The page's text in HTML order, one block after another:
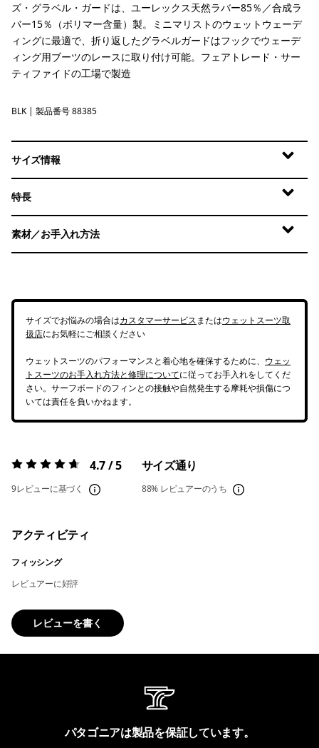
ズ・グラベル・ガードは、ユーレックス天然ラバー85％／合成ラ
バー15％（ポリマー含量）製。ミニマリストのウェットウェーデ
ィングに最適で、折り返したグラベルガードはフックでウェーデ
ィング用ブーツのレースに取り付け可能。フェアトレード・サー
ティファイドの工場で製造
Black
BLK | 製品番号 88385
サイズ情報
特長
素材／お手入れ方法
サイズでお悩みの場合はカスタマーサービスまたはウェットスーツ取
扱店にお気軽にご相談ください
ウェットスーツのパフォーマンスと着心地を確保するために、 ウェッ
トスーツのお手入れ方法と修理についてに従ってお手入れをしてくだ
さい。サーフボードのフィンとの接触や自然発生する摩耗や損傷につ
いては責任を負いかねます。
評価:4.7 / 5 4.7 / 5
9レビューに基づく
サイズ通り
88% レビュアーのうち
アクティビティ
フィッシング
レビュアーに好評
レビューを書く
パタゴニアは製品を保証しています。